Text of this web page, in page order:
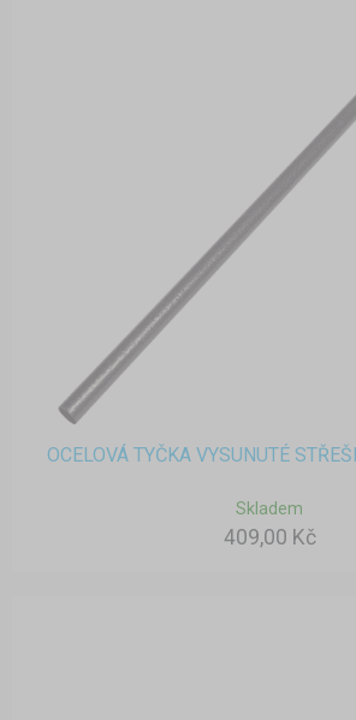
OCELOVÁ TYČKA VYSUNUTÉ
Skladem
409,00 Kč